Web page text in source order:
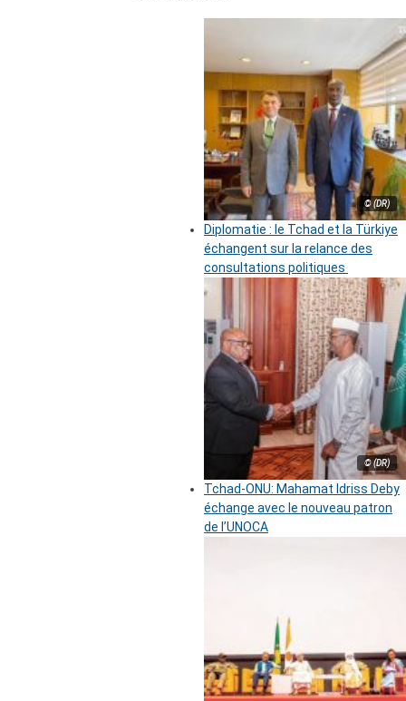
© (DR)
Diplomatie : le Tchad et la Türkiye
échangent sur la relance des
consultations politiques
© (DR)
Tchad-ONU: Mahamat Idriss Deby
échange avec le nouveau patron
de l’UNOCA